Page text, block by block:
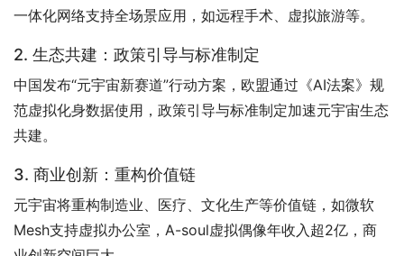
一体化网络支持全场景应用，如远程手术、虚拟旅游等。
2. 生态共建：政策引导与标准制定
中国发布“元宇宙新赛道”行动方案，欧盟通过《AI法案》规
范虚拟化身数据使用，政策引导与标准制定加速元宇宙生态
共建。
3. 商业创新：重构价值链
元宇宙将重构制造业、医疗、文化生产等价值链，如微软
Mesh支持虚拟办公室，A-soul虚拟偶像年收入超2亿，商